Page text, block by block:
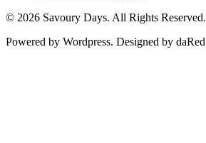
© 2026 Savoury Days. All Rights Reserved.
Powered by Wordpress. Designed by daRed